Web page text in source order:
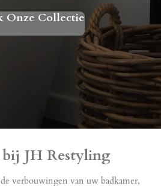
Onze Collectie
JH Restyling
verbouwingen van uw badkamer,